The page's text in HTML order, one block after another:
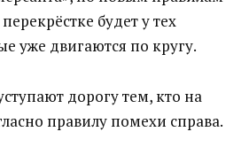
будет у тех
уже двигаются по кругу.
дорогу тем, кто на
правилу помехи справа.